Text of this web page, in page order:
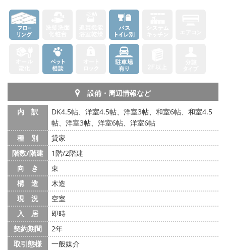
設備・周辺情報など
内 訳
DK4.5帖、洋室4.5帖、洋室3帖、和室6帖、和室4.5
帖、洋室3帖、洋室6帖、洋室6帖
種 別
貸家
階数/階建
1階/2階建
向 き
東
構 造
木造
現 況
空室
入 居
即時
契約期間
2年
取引態様
一般媒介